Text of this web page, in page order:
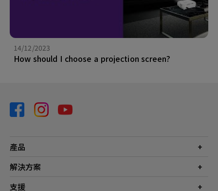
14/12/2023
How should I choose a projection screen?
產品
投影機
解決方案
商業
支援